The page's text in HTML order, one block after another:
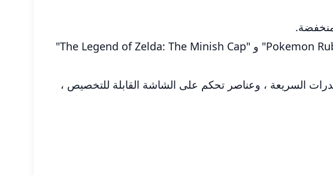
إنه يحاكي بدقة أجهزة GBA الأصلية ، مما يسمح للمستخدمين بالاستمتاع بألعاب كلاسيكية مثل "Pokemon Ruby" و "The Legend of Zelda: The Minish Cap"
السريعة ، وعناصر تحكم على الشاشة القابلة للتخصيص ،